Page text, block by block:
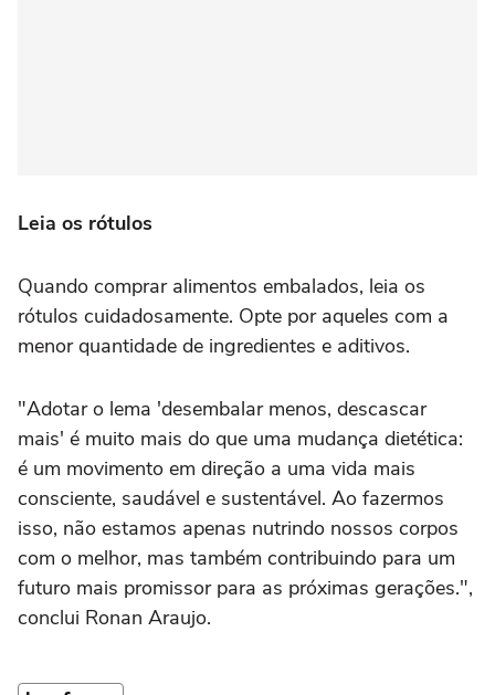
Leia os rótulos
Quando comprar alimentos embalados, leia os
rótulos cuidadosamente. Opte por aqueles com a
menor quantidade de ingredientes e aditivos.
"Adotar o lema 'desembalar menos, descascar
mais' é muito mais do que uma mudança dietética:
é um movimento em direção a uma vida mais
consciente, saudável e sustentável. Ao fazermos
isso, não estamos apenas nutrindo nossos corpos
com o melhor, mas também contribuindo para um
futuro mais promissor para as próximas gerações.",
conclui Ronan Araujo.